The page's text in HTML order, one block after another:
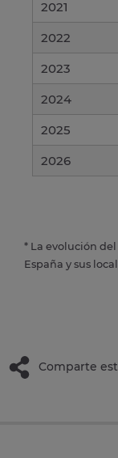
2021
2022
2023
2024
2025
2026
* La evolución
España y sus
Comparte